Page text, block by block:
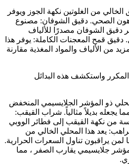
من الغلوتين نكهة الجوز ويوفر
الصحي. دقيق الشوفان: مصنوع
دقيق الشوفان مصدرًا للألياف
قمح المعجنات الكاملة: يوفر هذا
من الألياف والمواد المغذية مقارنة
واستكشف هذه البدائل
ذو المؤشر الجلايسيمي المنخفض
يجعله بديلاً مثالياً. شراب القيقب:
من نكهة القيقب إلى فطائر الووبي
يعد هذا المحلي الخالي من
لمن يراقبون تناول السعرات الحرارية.
جلايسيمي يقارب الصفر ، مما